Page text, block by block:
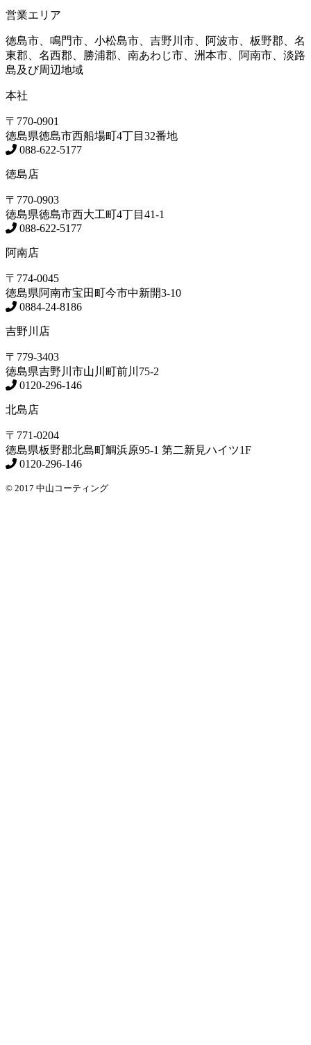
営業エリア
徳島市、鳴門市、小松島市、吉野川市、阿波市、板野郡、名
東郡、名西郡、勝浦郡、南あわじ市、洲本市、阿南市、淡路
島及び周辺地域
本社
〒770-0901
徳島県徳島市西船場町4丁目32番地
088-622-5177
徳島店
〒770-0903
徳島県徳島市西大工町4丁目41-1
088-622-5177
阿南店
〒774-0045
徳島県阿南市宝田町今市中新開3-10
0884-24-8186
吉野川店
〒779-3403
徳島県吉野川市山川町前川75-2
0120-296-146
北島店
〒771-0204
徳島県板野郡北島町鯛浜原95-1 第二新見ハイツ1F
0120-296-146
© 2017 中山コーティング